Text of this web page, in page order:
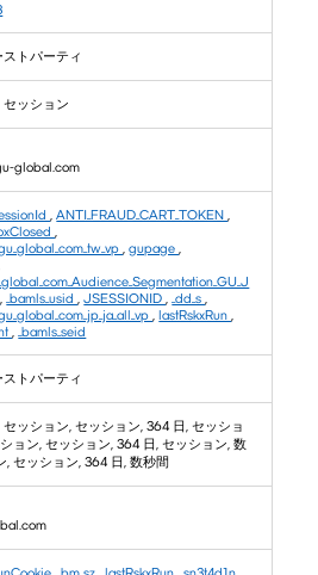
ストパーティ
セッション
global.com
,ANTI_FRAUD_CART_TOKEN,
,
,gupage,
,_bamls_usid,JSESSIONID,_dd_s,
,lastRskxRun,
,_bamls_seid
ストパーティ
セッション, セッション, 364 日, セッショ
ョン, セッション, 364 日, セッション, 数
, セッション, 364 日, 数秒間